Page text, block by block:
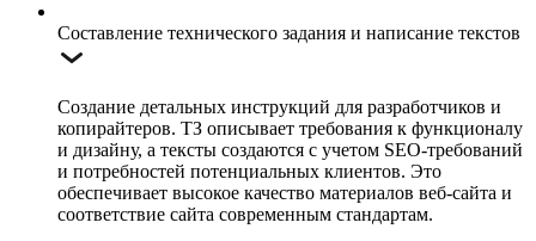
Составление технического задания и написание текстов
Создание детальных инструкций для разработчиков и
копирайтеров. ТЗ описывает требования к функционалу
и дизайну, а тексты создаются с учетом SEO-требований
и потребностей потенциальных клиентов. Это
обеспечивает высокое качество материалов веб-сайта и
соответствие сайта современным стандартам.